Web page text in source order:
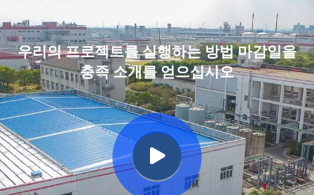
우리의 프로젝트를 실행하는 방법 마감일을
충족 소개를 얻으십시오